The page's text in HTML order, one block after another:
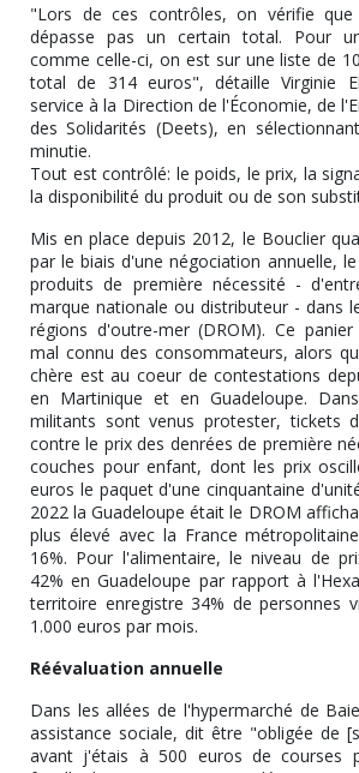
"Lors de ces contrôles, on vérifie
dépasse pas un certain total. Pour
comme celle-ci, on est sur une liste de
total de 314 euros", détaille Virginie
service à la Direction de l'Économie, de
des Solidarités (Deets), en
minutie.
Tout est contrôlé: le poids, le prix, la
la disponibilité du produit ou de son
Mis en place depuis 2012, le Bouclier
par le biais d'une négociation annuelle,
produits de première nécessité -
marque nationale ou distributeur - dans
régions d'outre-mer (DROM). Ce
mal connu des consommateurs, alors
chère est au coeur de contestations
en Martinique et en Guadeloupe.
militants sont venus protester, tickets
contre le prix des denrées de première
couches pour enfant, dont les prix
euros le paquet d'une cinquantaine
2022 la Guadeloupe était le DROM
plus élevé avec la France
16%. Pour l'alimentaire, le niveau de
42% en Guadeloupe par rapport à
territoire enregistre 34% de personnes
1.000 euros par mois.
Réévaluation annuelle
Dans les allées de l'hypermarché de
assistance sociale, dit être "obligée de
avant j'étais à 500 euros de courses